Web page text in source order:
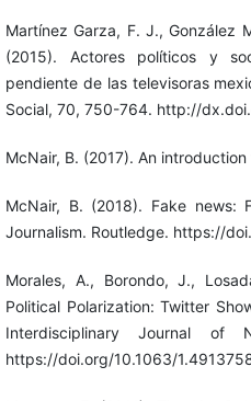
Martínez Garza, F. J., González
(2015). Actores políticos y
pendiente de las televisoras
Social, 70, 750-764. http://
McNair, B. (2017). An
McNair, B. (2018). Fake news:
Journalism. Routledge. https://
Morales, A., Borondo, J.,
Political Polarization: Twitter
Interdisciplinary Journal of
https://doi.org/10.1063/